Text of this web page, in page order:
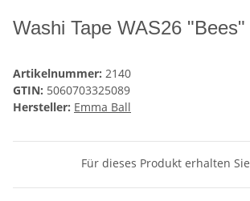
Washi Tape WAS26 "Bees"
Artikelnummer: 2140
GTIN: 5060703325089
Hersteller: Emma Ball
Für dieses Produkt erhalten Sie